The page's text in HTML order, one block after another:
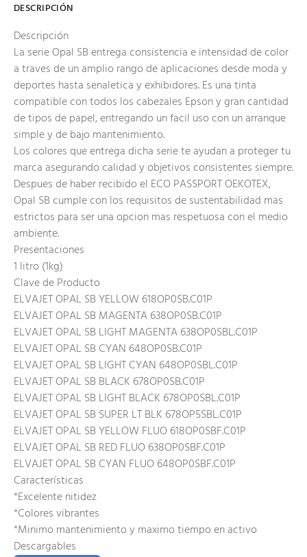
DESCRIPCIÓN
Descripción
La serie Opal SB entrega consistencia e intensidad de color
a traves de un amplio rango de aplicaciones desde moda y
deportes hasta senaletica y exhibidores. Es una tinta
compatible con todos los cabezales Epson y gran cantidad
de tipos de papel, entregando un facil uso con un arranque
simple y de bajo mantenimiento.
Los colores que entrega dicha serie te ayudan a proteger tu
marca asegurando calidad y objetivos consistentes siempre.
Despues de haber recibido el ECO PASSPORT OEKOTEX,
Opal SB cumple con los requisitos de sustentabilidad mas
estrictos para ser una opcion mas respetuosa con el medio
ambiente.
Presentaciones
1 litro (1kg)
Clave de Producto
ELVAJET OPAL SB YELLOW 618OP0SB.C01P
ELVAJET OPAL SB MAGENTA 638OP0SB.C01P
ELVAJET OPAL SB LIGHT MAGENTA 638OP0SBL.C01P
ELVAJET OPAL SB CYAN 648OP0SB.C01P
ELVAJET OPAL SB LIGHT CYAN 648OP0SBL.C01P
ELVAJET OPAL SB BLACK 678OP0SB.C01P
ELVAJET OPAL SB LIGHT BLACK 678OP0SBL.C01P
ELVAJET OPAL SB SUPER LT BLK 678OP5SBL.C01P
ELVAJET OPAL SB YELLOW FLUO 618OP0SBF.C01P
ELVAJET OPAL SB RED FLUO 638OP0SBF.C01P
ELVAJET OPAL SB CYAN FLUO 648OP0SBF.C01P
Características
*Excelente nitidez
*Colores vibrantes
*Minimo mantenimiento y maximo tiempo en activo
Descargables